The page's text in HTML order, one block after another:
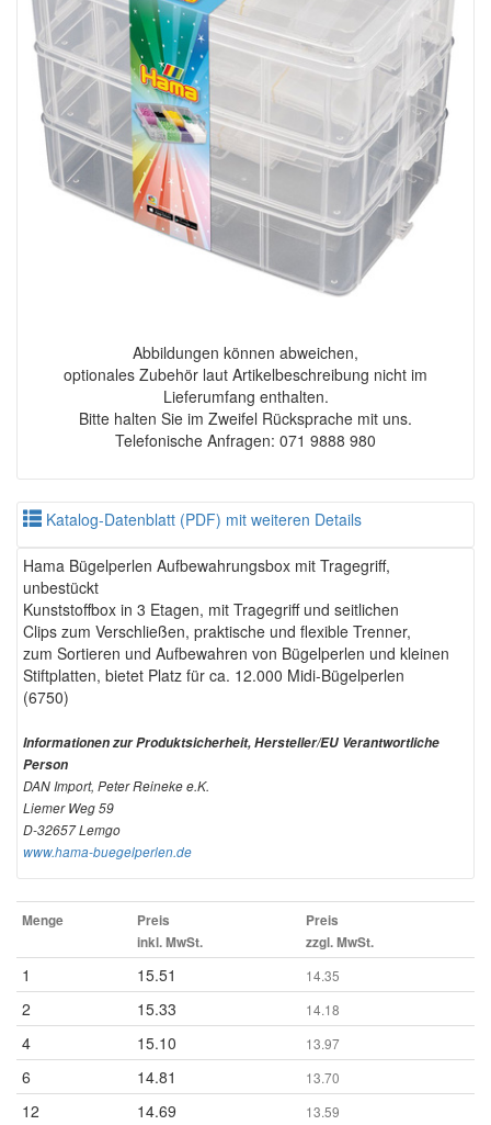
Abbildungen können abweichen,
optionales Zubehör laut Artikelbeschreibung nicht im
Lieferumfang enthalten.
Bitte halten Sie im Zweifel Rücksprache mit uns.
Telefonische Anfragen: 071 9888 980
Katalog-Datenblatt (PDF) mit weiteren Details
Hama Bügelperlen Aufbewahrungsbox mit Tragegriff,
unbestückt
Kunststoffbox in 3 Etagen, mit Tragegriff und seitlichen
Clips zum Verschließen, praktische und flexible Trenner,
zum Sortieren und Aufbewahren von Bügelperlen und kleinen
Stiftplatten, bietet Platz für ca. 12.000 Midi-Bügelperlen
(6750)
Informationen zur Produktsicherheit, Hersteller/EU Verantwortliche
Person
DAN Import, Peter Reineke e.K.
Liemer Weg 59
D-32657 Lemgo
www.hama-buegelperlen.de
Menge
Preis
inkl. MwSt.
Preis
zzgl. MwSt.
1 15.51 14.35
2 15.33 14.18
4 15.10 13.97
6 14.81 13.70
12 14.69 13.59